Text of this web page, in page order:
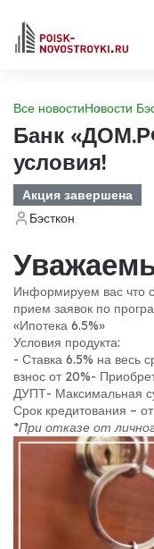
Все новостиНовости
Банк
условия!
Акция завершена
Бэсткон
Информируем вас что
прием заявок по
«Ипотека 6.5%»
Условия продукта:
- Ставка 6.5% на весь
взнос от 20%-
ДУПТ- Максимальная
Срок кредитования –
*При отказе от